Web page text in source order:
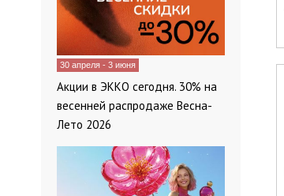
30 апреля - 3 июня
Акции в ЭККО сегодня. 30% на
весенней распродаже Весна-
Лето 2026